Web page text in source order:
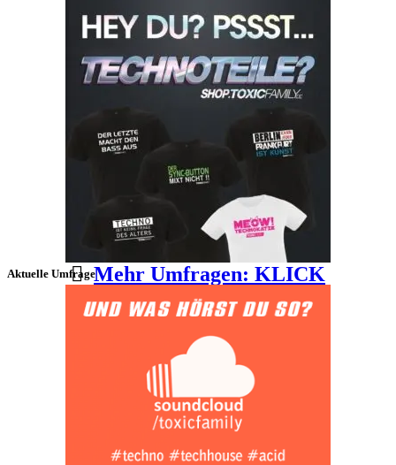
Aktuelle UmfrageMehr Umfragen: KLICK